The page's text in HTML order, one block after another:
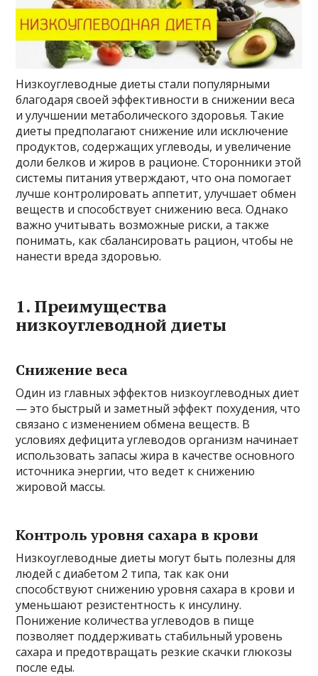
Низкоуглеводные диеты стали популярными
благодаря своей эффективности в снижении веса
и улучшении метаболического здоровья. Такие
диеты предполагают снижение или исключение
продуктов, содержащих углеводы, и увеличение
доли белков и жиров в рационе. Сторонники этой
системы питания утверждают, что она помогает
лучше контролировать аппетит, улучшает обмен
веществ и способствует снижению веса. Однако
важно учитывать возможные риски, а также
понимать, как сбалансировать рацион, чтобы не
нанести вреда здоровью.
1. Преимущества
низкоуглеводной диеты
Снижение веса
Один из главных эффектов низкоуглеводных диет
— это быстрый и заметный эффект похудения, что
связано с изменением обмена веществ. В
условиях дефицита углеводов организм начинает
использовать запасы жира в качестве основного
источника энергии, что ведет к снижению
жировой массы.
Контроль уровня сахара в крови
Низкоуглеводные диеты могут быть полезны для
людей с диабетом 2 типа, так как они
способствуют снижению уровня сахара в крови и
уменьшают резистентность к инсулину.
Понижение количества углеводов в пище
позволяет поддерживать стабильный уровень
сахара и предотвращать резкие скачки глюкозы
после еды.